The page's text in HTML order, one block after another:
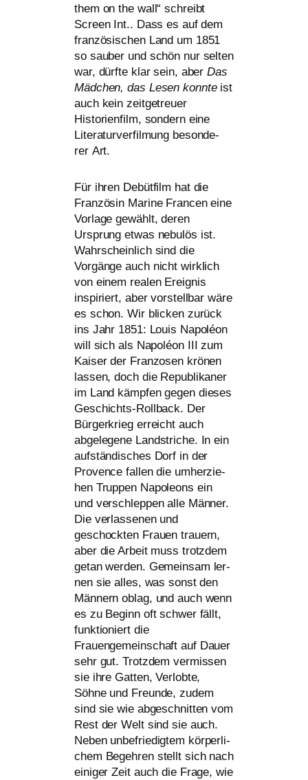
them on the wall“ schreibt
Screen Int.. Dass es auf dem
fran­zö­si­schen Land um 1851
so sau­ber und schön nur sel­ten
war, dürf­te klar sein, aberDas
Mädchen, das Lesen konn­teist
auch kein zeit­ge­treu­er
Historienfilm, son­dern eine
Literaturverfilmung beson­de­
rer Art.
Für ihren Debütfilm hat die
Französin Marine Francen eine
Vorlage gewählt, deren
Ursprung etwas nebu­lös ist.
Wahrscheinlich sind die
Vorgänge auch nicht wirk­lich
von einem rea­len Ereignis
inspi­riert, aber vor­stell­bar wäre
es schon. Wir bli­cken zurück
ins Jahr 1851: Louis Napoléon
will sich als Napoléon III zum
Kaiser der Franzosen krö­nen
las­sen, doch die Republikaner
im Land kämp­fen gegen die­ses
Geschichts-Rollback. Der
Bürgerkrieg erreicht auch
abge­le­ge­ne Landstriche. In ein
auf­stän­di­sches Dorf in der
Provence fal­len die umher­zie­
hen Truppen Napoleons ein
und ver­schlep­pen alle Männer.
Die ver­las­se­nen und
geschock­ten Frauen trau­ern,
aber die Arbeit muss trotz­dem
getan wer­den. Gemeinsam ler­
nen sie alles, was sonst den
Männern oblag, und auch wenn
es zu Beginn oft schwer fällt,
funk­tio­niert die
Frauengemeinschaft auf Dauer
sehr gut. Trotzdem ver­mis­sen
sie ihre Gatten, Verlobte,
Söhne und Freunde, zudem
sind sie wie abge­schnit­ten vom
Rest der Welt sind sie auch.
Neben unbe­frie­dig­tem kör­per­li­
chem Begehren stellt sich nach
eini­ger Zeit auch die Frage, wie